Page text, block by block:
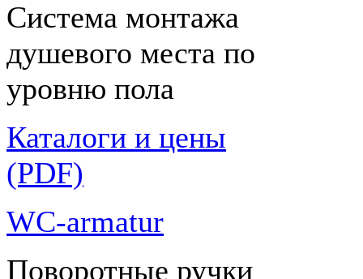
Система монтажа
душевого места по
уровню пола
Каталоги и цены
(PDF)
WC-armatur
Поворотные ручки